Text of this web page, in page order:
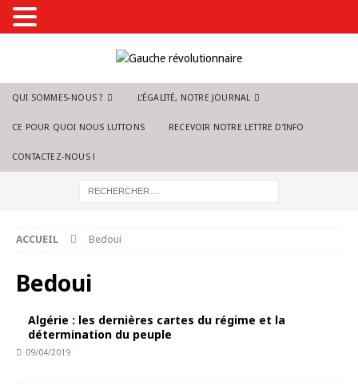
QUI SOMMES-NOUS ? L’ÉGALITÉ, NOTRE JOURNAL
CE POUR QUOI NOUS LUTTONS RECEVOIR NOTRE LETTRE D’INFO
CONTACTEZ-NOUS !
ACCUEIL Bedoui
Bedoui
Algérie : les dernières cartes du régime et la
détermination du peuple
09/04/2019